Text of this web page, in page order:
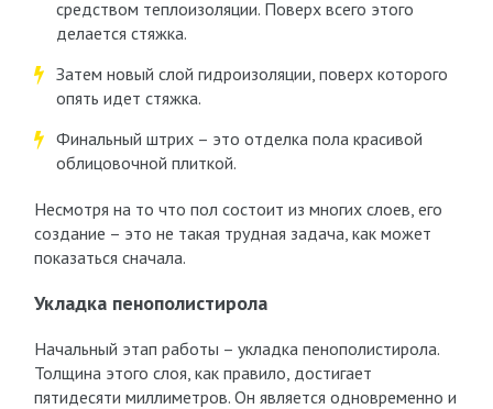
средством теплоизоляции. Поверх всего этого
делается стяжка.
Затем новый слой гидроизоляции, поверх которого
опять идет стяжка.
Финальный штрих – это отделка пола красивой
облицовочной плиткой.
Несмотря на то что пол состоит из многих слоев, его
создание – это не такая трудная задача, как может
показаться сначала.
Укладка пенополистирола
Начальный этап работы – укладка пенополистирола.
Толщина этого слоя, как правило, достигает
пятидесяти миллиметров. Он является одновременно и